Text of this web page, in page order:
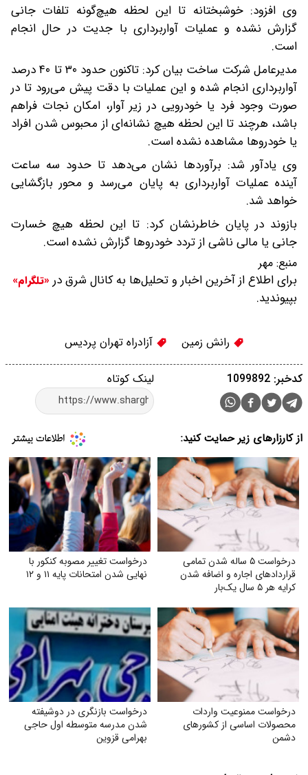
وی افزود: خوشبختانه تا این لحظه هیچ‌گونه تلفات جانی
گزارش نشده و عملیات آواربرداری با جدیت در حال انجام
است.
مدیرعامل شرکت ساخت بیان کرد: تاکنون حدود ۳۰ تا ۴۰ درصد
آواربرداری انجام شده و این عملیات با دقت پیش می‌رود تا در
صورت وجود فرد یا خودرویی در زیر آوار، امکان نجات فراهم
باشد، هرچند تا این لحظه هیچ نشانه‌ای از محبوس شدن افراد
یا خودروها مشاهده نشده است.
وی یادآور شد: برآوردها نشان می‌دهد تا حدود سه ساعت
آینده عملیات آواربرداری به پایان می‌رسد و محور بازگشایی
خواهد شد.
بازوند در پایان خاطرنشان کرد: تا این لحظه هیچ خسارت
جانی یا مالی ناشی از تردد خودروها گزارش نشده است.
منبع: مهر
برای اطلاع از آخرین اخبار و تحلیل‌ها به کانال شرق در «تلگرام»
بپیوندید.
رانش زمین آزادراه تهران پردیس
لینک کوتاه کدخبر: 1099892
از کارزارهای زیر حمایت کنید:
درخواست ۵ ساله شدن تمامی
قراردادهای اجاره و اضافه شدن
کرایه هر ۵ سال یک‌بار
درخواست تغییر مصوبه کنکور با
نهایی شدن امتحانات پایه ۱۱ و ۱۲
درخواست ممنوعیت واردات
محصولات اساسی از کشورهای
دشمن
درخواست بازنگری در دوشیفته
شدن مدرسه متوسطه اول حاجی
بهرامی قزوین